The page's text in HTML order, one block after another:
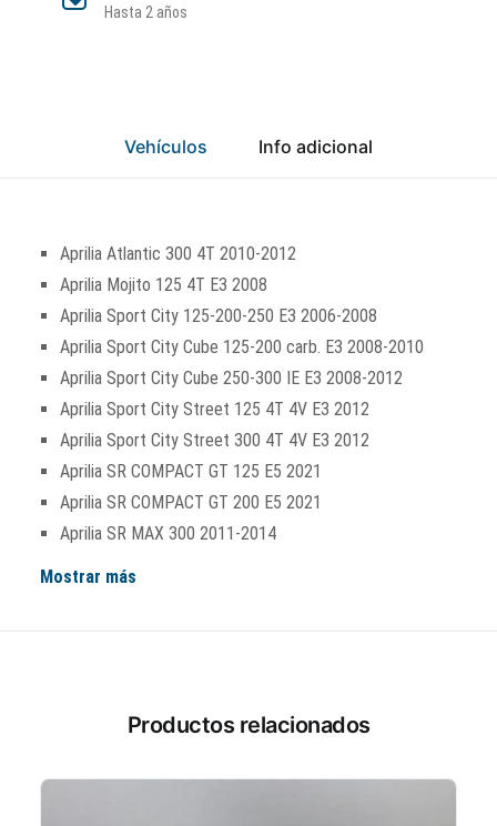
Hasta 2 años
Vehículos Info adicional
Aprilia Atlantic 300 4T 2010-2012
Aprilia Mojito 125 4T E3 2008
Aprilia Sport City 125-200-250 E3 2006-2008
Aprilia Sport City Cube 125-200 carb. E3 2008-2010
Aprilia Sport City Cube 250-300 IE E3 2008-2012
Aprilia Sport City Street 125 4T 4V E3 2012
Aprilia Sport City Street 300 4T 4V E3 2012
Aprilia SR COMPACT GT 125 E5 2021
Aprilia SR COMPACT GT 200 E5 2021
Aprilia SR MAX 300 2011-2014
Mostrar más
Productos relacionados